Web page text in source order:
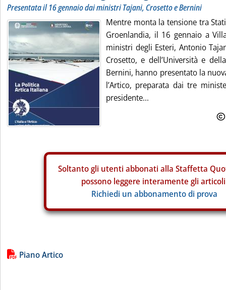
Presentata il 16 gennaio dai ministri Tajani, Crosetto e Bernini
Mentre monta la tensione tra
Groenlandia, il 16 gennaio a
ministri degli Esteri, Antonio
Crosetto, e dell’Università e
Bernini, hanno presentato la
l’Artico, preparata dai tre
presidente...
Soltanto gli utenti abbonati alla Staffetta
possono leggere interamente gli
Richiedi un abbonamento di prova
Lista allegati PDF alla notizia
Piano Artico